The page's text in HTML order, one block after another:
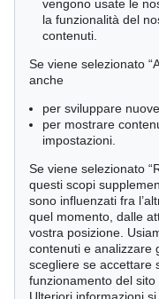
Economia e diritto
Meraviglie della natura
Cimelia
Ordine:
Tutti gli oggetti
Solo offerte
Solo oggetti
Cerca
vengono usate le
la funzionalità del
contenuti.
Se viene selezionato
anche
per sviluppare
per mostrare
impostazioni.
Se viene selezionato
questi scopi
sono influenzati fra
quel momento, dalle
vostra posizione.
contenuti e analizzare
scegliere se accettare
funzionamento del